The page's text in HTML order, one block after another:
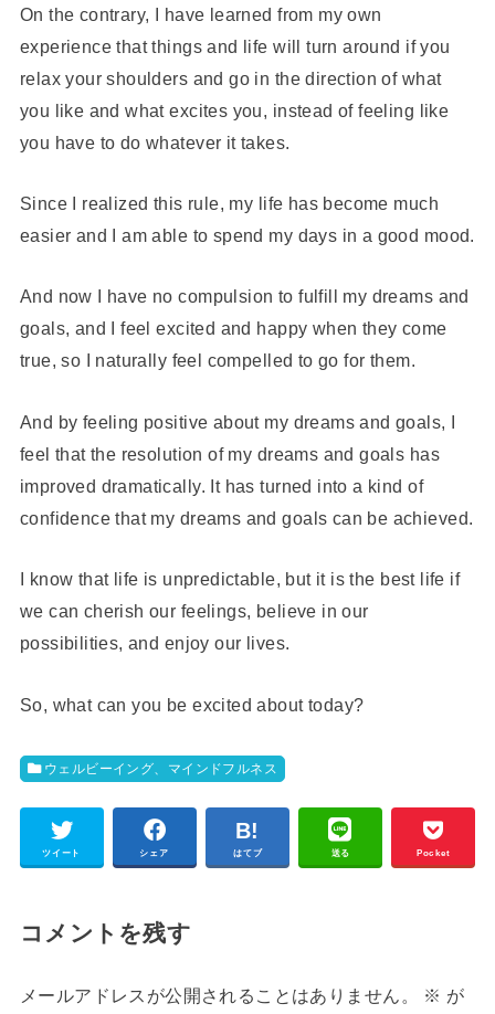
On the contrary, I have learned from my own
experience that things and life will turn around if you
relax your shoulders and go in the direction of what
you like and what excites you, instead of feeling like
you have to do whatever it takes.
Since I realized this rule, my life has become much
easier and I am able to spend my days in a good mood.
And now I have no compulsion to fulfill my dreams and
goals, and I feel excited and happy when they come
true, so I naturally feel compelled to go for them.
And by feeling positive about my dreams and goals, I
feel that the resolution of my dreams and goals has
improved dramatically. It has turned into a kind of
confidence that my dreams and goals can be achieved.
I know that life is unpredictable, but it is the best life if
we can cherish our feelings, believe in our
possibilities, and enjoy our lives.
So, what can you be excited about today?
ウェルビーイング、マインドフルネス
ツイート シェア はてブ 送る Pocket
コメントを残す
メールアドレスが公開されることはありません。 ※ が